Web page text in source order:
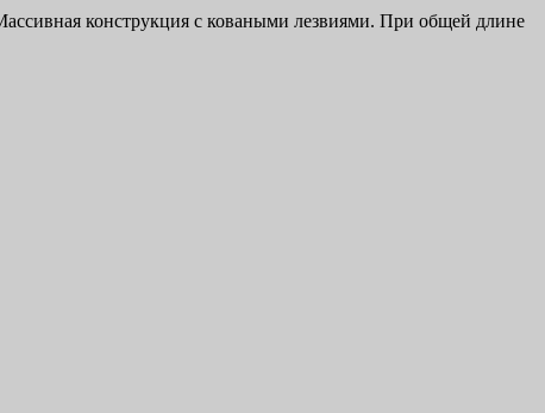
конструкция с коваными лезвиями. При общей длине